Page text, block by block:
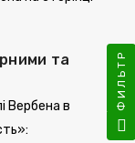
та
Вербена в
ФИЛЬТР